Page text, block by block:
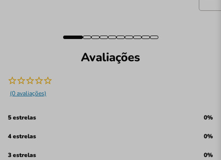
Avaliações
(0 avaliações)
5 estrelas 0%
4 estrelas 0%
3 estrelas 0%